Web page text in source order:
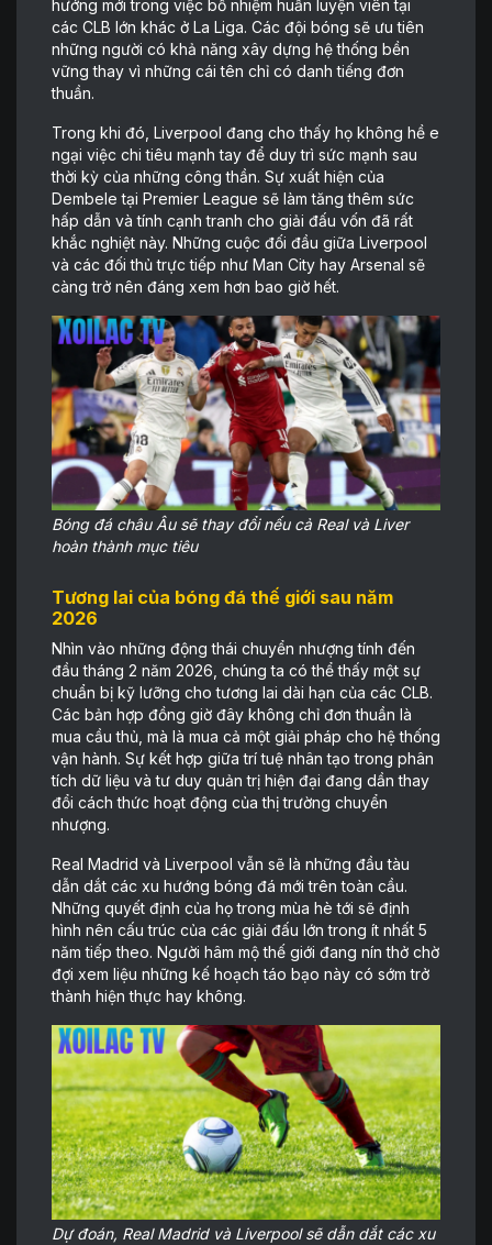
hướng mới trong việc bổ nhiệm huấn luyện viên tại
các CLB lớn khác ở La Liga. Các đội bóng sẽ ưu tiên
những người có khả năng xây dựng hệ thống bền
vững thay vì những cái tên chỉ có danh tiếng đơn
thuần.
Trong khi đó, Liverpool đang cho thấy họ không hề e
ngại việc chi tiêu mạnh tay để duy trì sức mạnh sau
thời kỳ của những công thần. Sự xuất hiện của
Dembele tại Premier League sẽ làm tăng thêm sức
hấp dẫn và tính cạnh tranh cho giải đấu vốn đã rất
khắc nghiệt này. Những cuộc đối đầu giữa Liverpool
và các đối thủ trực tiếp như Man City hay Arsenal sẽ
càng trở nên đáng xem hơn bao giờ hết.
Bóng đá châu Âu sẽ thay đổi nếu cả Real và Liver
hoàn thành mục tiêu
Tương lai của bóng đá thế giới sau năm
2026
Nhìn vào những động thái chuyển nhượng tính đến
đầu tháng 2 năm 2026, chúng ta có thể thấy một sự
chuẩn bị kỹ lưỡng cho tương lai dài hạn của các CLB.
Các bản hợp đồng giờ đây không chỉ đơn thuần là
mua cầu thủ, mà là mua cả một giải pháp cho hệ thống
vận hành. Sự kết hợp giữa trí tuệ nhân tạo trong phân
tích dữ liệu và tư duy quản trị hiện đại đang dần thay
đổi cách thức hoạt động của thị trường chuyển
nhượng.
Real Madrid và Liverpool vẫn sẽ là những đầu tàu
dẫn dắt các xu hướng bóng đá mới trên toàn cầu.
Những quyết định của họ trong mùa hè tới sẽ định
hình nên cấu trúc của các giải đấu lớn trong ít nhất 5
năm tiếp theo. Người hâm mộ thế giới đang nín thở chờ
đợi xem liệu những kế hoạch táo bạo này có sớm trở
thành hiện thực hay không.
Dự đoán, Real Madrid và Liverpool sẽ dẫn dắt các xu